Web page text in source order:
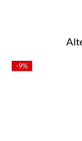
-9%